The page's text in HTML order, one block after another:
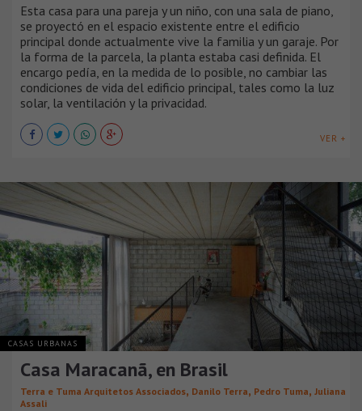
Esta casa para una pareja y un niño, con una sala de piano,
se proyectó en el espacio existente entre el edificio
principal donde actualmente vive la familia y un garaje. Por
la forma de la parcela, la planta estaba casi definida. El
encargo pedía, en la medida de lo posible, no cambiar las
condiciones de vida del edificio principal, tales como la luz
solar, la ventilación y la privacidad.
VER +
CASAS URBANAS
Casa Maracanã, en Brasil
Terra e Tuma Arquitetos Associados, Danilo Terra, Pedro Tuma, Juliana
Assali